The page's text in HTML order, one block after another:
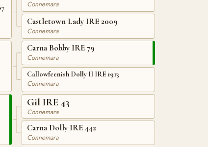
Connemara
Castletown Lady IRE 2009
Connemara
Carna Bobby IRE 79
Connemara
Callowfeenish Dolly II IRE 1913
Connemara
Gil IRE 43
Connemara
Carna Dolly IRE 442
Connemara